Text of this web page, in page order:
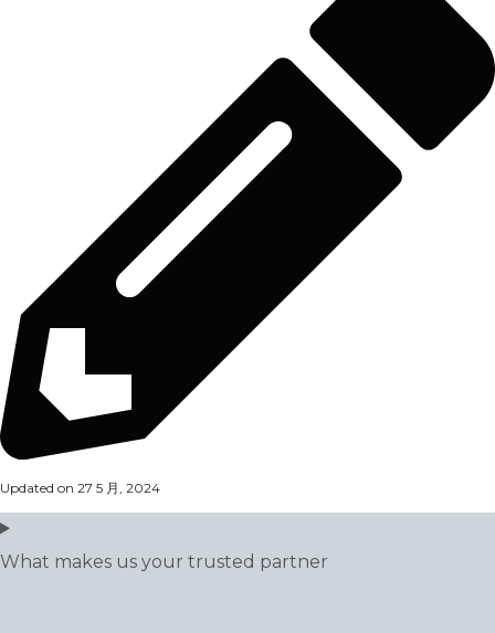
Updated on 27 5 月, 2024
What makes us your trusted partner